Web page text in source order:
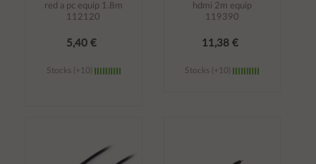
red a pc equip 1.8m
112120
5,40 €
Stocks (+10)
hdmi 2m equip
119390
11,38 €
Stocks (+10)